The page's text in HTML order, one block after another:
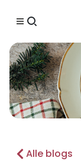
Alle blogs